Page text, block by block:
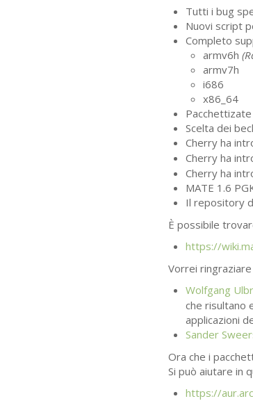
Tutti i bug
Nuovi script
Completo
armv6h
armv7h
i686
x86_64
Scelta dei
Cherry ha
Cherry ha
Cherry ha
MATE 1.6
Il repository
È possibile
https://
Vorrei
Wolfgang
che risultano
applicazioni
Sander
Ora che i
Si può aiutare in
https://